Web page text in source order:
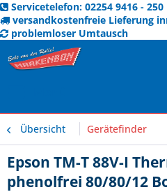
Servicetelefon: 02254 9416 - 250
versandkostenfreie Lieferung
problemloser Umtausch
Übersicht Gerätefinder
Epson TM-T 88V-I
phenolfrei 80/80/12